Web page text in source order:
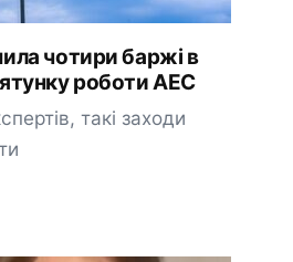
чотири баржі в
роботи АЕС
такі заходи